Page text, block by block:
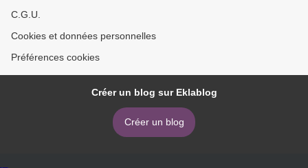
C.G.U.
Cookies et données personnelles
Préférences cookies
Créer un blog sur Eklablog
Créer un blog